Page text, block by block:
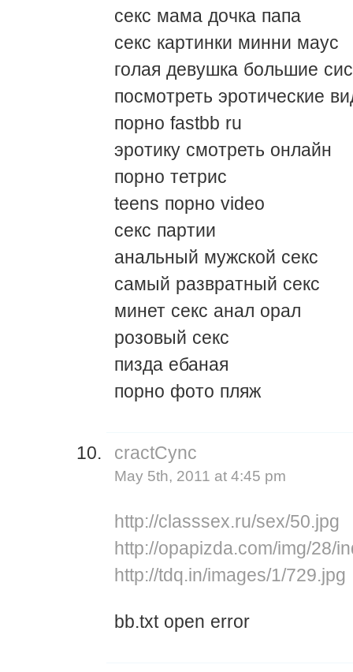
секс мама дочка папа
секс картинки минни маус
голая девушка большие
посмотреть эротические
порно fastbb ru
эротику смотреть онлайн
порно тетрис
teens порно video
секс партии
анальный мужской секс
самый развратный секс
минет секс анал орал
розовый секс
пизда ебаная
порно фото пляж
cractCync
May 5th, 2011 at 4:45 pm
http://classsex.ru/sex/50.jpg
http://opapizda.com/img/28/
http://tdq.in/images/1/729.jpg
bb.txt open error